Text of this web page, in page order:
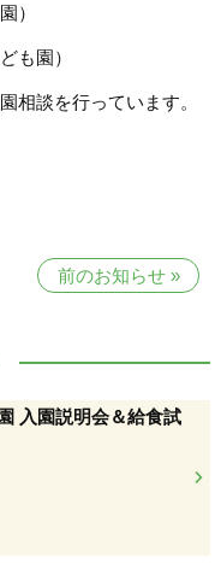
）
も園）
相談を行っています。
前のお知らせ»
入園説明会＆給食試